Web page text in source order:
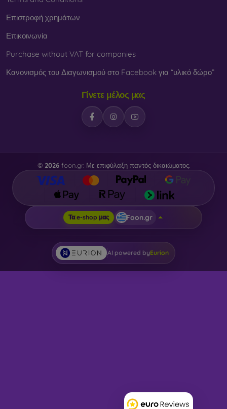
Επιστροφή χρημάτων
Επικοινωνία
Purchase without VAT for companies
Κανονισμός του Διαγωνισμού στο Facebook για “υλικό δώρο”
Γίνετε μέλος μας
© 2026foon.gr. Με επιφύλαξη παντός δικαιώματος.
Τα e-shop μας Foon.gr
AI powered byEurion